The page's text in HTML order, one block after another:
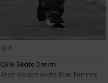
2
QSW Skate Denim
Jean coupe skate Bleu Femme